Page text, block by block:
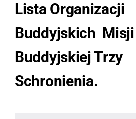
Lista Organizacji
Buddyjskich Misji
Buddyjskiej Trzy
Schronienia.